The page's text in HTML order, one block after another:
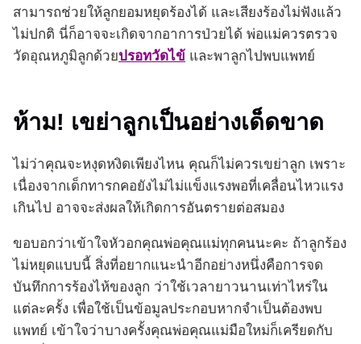
สามารถช่วยให้ลูกยอมหยุดร้องได้ และเสียงร้องไม่ฟังแล้ว
ไม่ปกติ นี่ก็อาจจะเกิดจากอาการป่วยได้ พ่อแม่ควรตรวจ
วัดอุณหภูมิลูกด้วยปรอทวัดไข้ และพาลูกไปพบแพทย์
ห้าม! เขย่าลูกเป็นอย่างเด็ดขาด
ไม่ว่าคุณจะหงุดหงิดเพียงไหน คุณก็ไม่ควรเขย่าลูก เพราะ
เนื่องจากเด็กทารกคอยังไม่ไม่แข็งแรงพอที่เคลื่อนไหวแรง
เกินไป อาจจะส่งผลให้เกิดการอันตรายต่อสมอง
ขอบอกว่าเข้าใจหัวอกคุณพ่อคุณแม่ทุกคนนะคะ ถ้าลูกร้อง
ไม่หยุดแบบนี้ สิ่งที่อยากแนะนำอีกอย่างหนึ่งคือการจด
บันทึกการร้องไห้ของลูก ว่าใช้เวลายาวนานเท่าไหร่ใน
แต่ละครั้ง เพื่อใช้เป็นข้อมูลประกอบหากจำเป็นต้องพบ
แพทย์ เข้าใจว่าบางครั้งคุณพ่อคุณแม่มือใหม่ก็เครียดกับ